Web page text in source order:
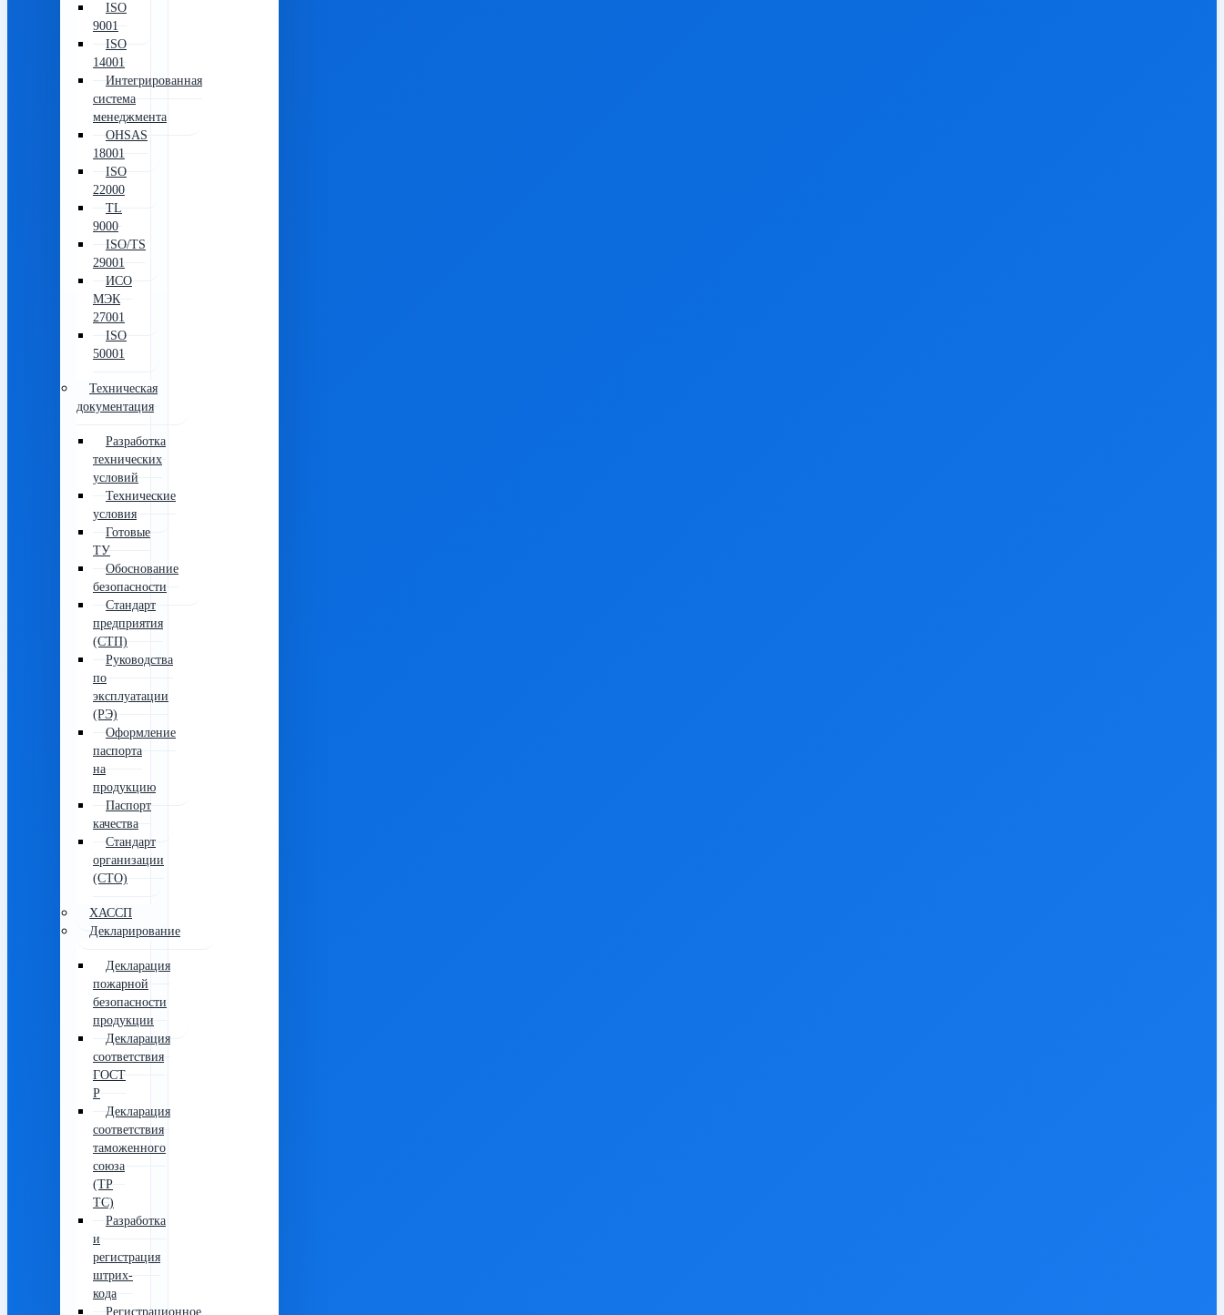
ISO
9001
ISO
14001
Интегрированная
система
менеджмента
OHSAS
18001
ISO
22000
TL
9000
ISO/TS
29001
ИСО
МЭК
27001
ISO
50001
Техническая
документация
Разработка
технических
условий
Технические
условия
Готовые
ТУ
Обоснование
безопасности
Стандарт
предприятия
(СТП)
Руководства
по
эксплуатации
(РЭ)
Оформление
паспорта
на
продукцию
Паспорт
качества
Стандарт
организации
(СТО)
ХАССП
Декларирование
Декларация
пожарной
безопасности
продукции
Декларация
соответствия
ГОСТ
Р
Декларация
соответствия
таможенного
союза
(ТР
ТС)
Разработка
и
регистрация
штрих-
кода
Регистрационное